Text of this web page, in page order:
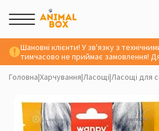
Шановні клієнти! У зв'язку з
тимчасово не приймає замовлення!
Головна|Харчування|Ласощі|Ласощі для